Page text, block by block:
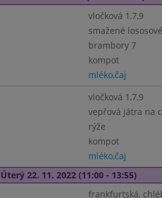
vločková 1,7,9
smažené
brambory 7
kompot
mléko,čaj
vločková 1,7,9
vepřová játra na
rýže
kompot
mléko,čaj
Úterý 22. 11. 2022 (11:00 - 13:55)
frankfurtská,